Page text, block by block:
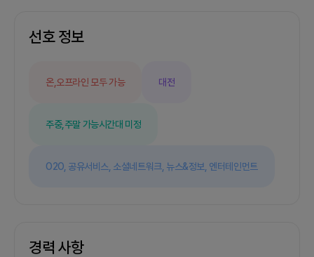
선호 정보
온,오프라인 모두 가능 대전
주중,주말 가능시간대 미정
O2O, 공유서비스, 소셜네트워크, 뉴스&정보, 엔터테인먼트
경력 사항